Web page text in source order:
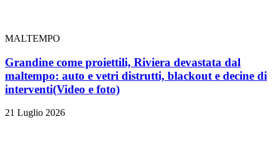
MALTEMPO
Grandine come proiettili, Riviera devastata dal
maltempo: auto e vetri distrutti, blackout e decine di
interventi(Video e foto)
21 Luglio 2026